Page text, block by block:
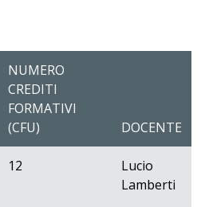
NUMERO
CREDITI
FORMATIVI
(CFU)
DOCENTE
12
Lucio
Lamberti